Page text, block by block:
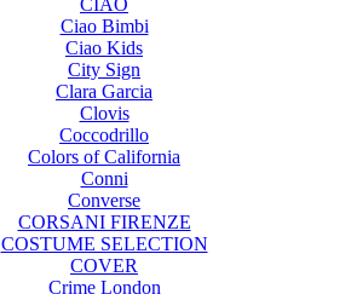
Ciao Bimbi
Ciao Kids
City Sign
Clara Garcia
Clovis
Coccodrillo
Colors of California
Conni
Converse
CORSANI FIRENZE
COSTUME SELECTION
COVER
Crime London